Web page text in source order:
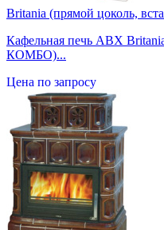
Britania (прямой цоколь,
Кафельная печь ABX
КОМБО)...
Цена по запросу